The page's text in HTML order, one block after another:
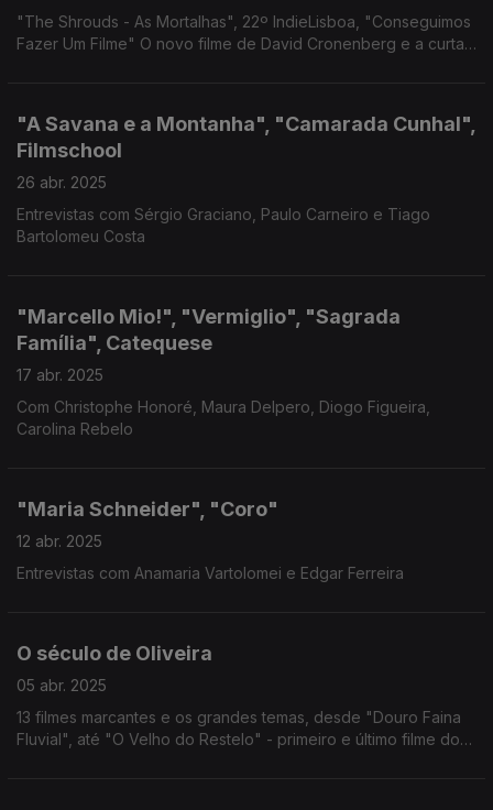
"The Shrouds - As Mortalhas", 22º IndieLisboa, "Conseguimos
Fazer Um Filme" O novo filme de David Cronenberg e a curta-
"A Savana e a Montanha", "Camarada Cunhal",
Filmschool
26 abr. 2025
Entrevistas com Sérgio Graciano, Paulo Carneiro e Tiago
Bartolomeu Costa
"Marcello Mio!", "Vermiglio", "Sagrada
Família", Catequese
17 abr. 2025
Com Christophe Honoré, Maura Delpero, Diogo Figueira,
Carolina Rebelo
"Maria Schneider", "Coro"
12 abr. 2025
Entrevistas com Anamaria Vartolomei e Edgar Ferreira
O século de Oliveira
05 abr. 2025
13 filmes marcantes e os grandes temas, desde "Douro Faina
Fluvial", até "O Velho do Restelo" - primeiro e último filme do